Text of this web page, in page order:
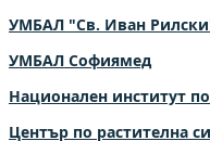
УМБАЛ "Св. Иван
УМБАЛ Софиямед
Национален институт
Център по растителна